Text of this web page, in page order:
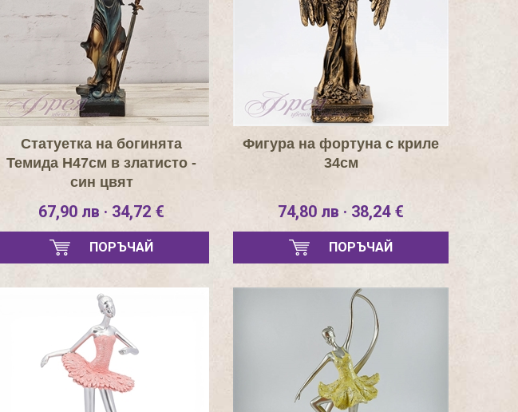
Статуетка на богинята
Темида Н47см в златисто -
син цвят
67,90 лв · 34,72 €
ПОРЪЧАЙ
Фигура на фортуна с криле
34см
74,80 лв · 38,24 €
ПОРЪЧАЙ